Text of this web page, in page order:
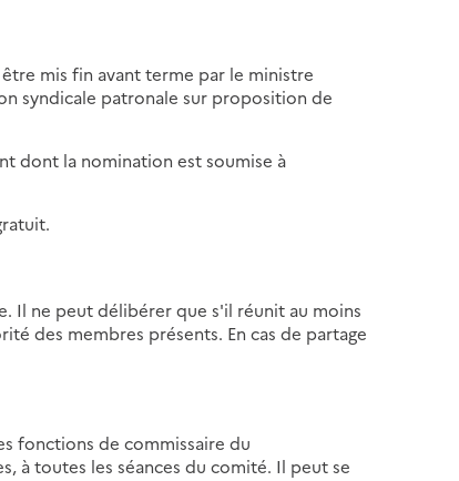
mis fin avant terme par le ministre
syndicale patronale sur proposition de
dont la nomination est soumise à
Il ne peut délibérer que s'il réunit au moins
des membres présents. En cas de partage
fonctions de commissaire du
à toutes les séances du comité. Il peut se